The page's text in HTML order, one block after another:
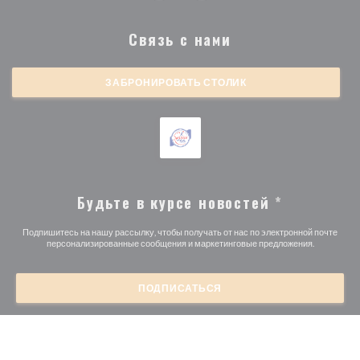
Связь с нами
ЗАБРОНИРОВАТЬ СТОЛИК
Будьте в курсе новостей *
Подпишитесь на нашу рассылку, чтобы получать от нас по электронной почте
персонализированные сообщения и маркетинговые предложения.
ПОДПИСАТЬСЯ